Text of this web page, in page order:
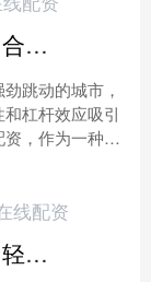
北京期货配资：合规杠杆与专业风控解析
跳动的城市，
杠杆效应吸引
，作为一种放
一把双刃剑，
潜....
线配资
股票配资免息，轻松投资，收益翻倍